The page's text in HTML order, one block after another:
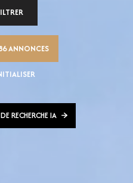
ANNONCES
RECHERCHE IA